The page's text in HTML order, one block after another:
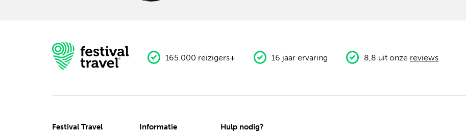
165.000 reizigers+ 16 jaar ervaring 8,8 uit onze reviews
Festival Travel Informatie Hulp nodig?